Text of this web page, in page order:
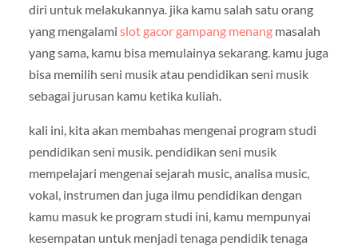
diri untuk melakukannya. jika kamu salah satu orang
yang mengalami slot gacor gampang menangmasalah
yang sama, kamu bisa memulainya sekarang. kamu juga
bisa memilih seni musik atau pendidikan seni musik
sebagai jurusan kamu ketika kuliah.
kali ini, kita akan membahas mengenai program studi
pendidikan seni musik. pendidikan seni musik
mempelajari mengenai sejarah music, analisa music,
vokal, instrumen dan juga ilmu pendidikan dengan
kamu masuk ke program studi ini, kamu mempunyai
kesempatan untuk menjadi tenaga pendidik tenaga